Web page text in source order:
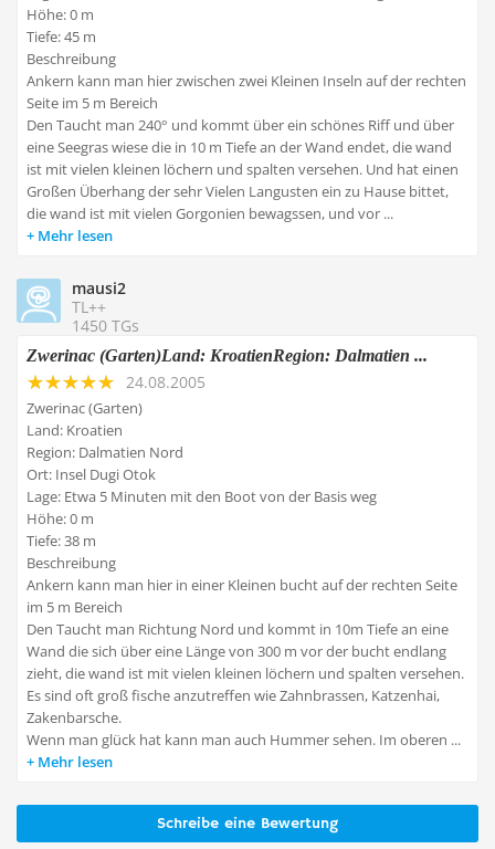
Höhe: 0 m
Tiefe: 45 m
Beschreibung
Ankern kann man hier zwischen zwei Kleinen Inseln auf der rechten
Seite im 5 m Bereich
Den Taucht man 240° und kommt über ein schönes Riff und über
eine Seegras wiese die in 10 m Tiefe an der Wand endet, die wand
ist mit vielen kleinen löchern und spalten versehen. Und hat einen
Großen Überhang der sehr Vielen Langusten ein zu Hause bittet,
die wand ist mit vielen Gorgonien bewagssen, und vor ...
Mehr lesen
mausi2
TL++
1450 TGs
Zwerinac (Garten)Land: KroatienRegion: Dalmatien ...
24.08.2005
Zwerinac (Garten)
Land: Kroatien
Region: Dalmatien Nord
Ort: Insel Dugi Otok
Lage: Etwa 5 Minuten mit den Boot von der Basis weg
Höhe: 0 m
Tiefe: 38 m
Beschreibung
Ankern kann man hier in einer Kleinen bucht auf der rechten Seite
im 5 m Bereich
Den Taucht man Richtung Nord und kommt in 10m Tiefe an eine
Wand die sich über eine Länge von 300 m vor der bucht endlang
zieht, die wand ist mit vielen kleinen löchern und spalten versehen.
Es sind oft groß fische anzutreffen wie Zahnbrassen, Katzenhai,
Zakenbarsche.
Wenn man glück hat kann man auch Hummer sehen. Im oberen ...
Mehr lesen
Schreibe eine Bewertung